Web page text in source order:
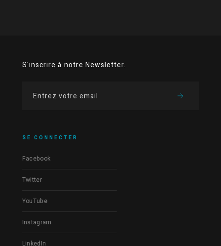
S'inscrire à notre Newsletter.
SE CONNECTER
Facebook
Twitter
YouTube
Instagram
LinkedIn